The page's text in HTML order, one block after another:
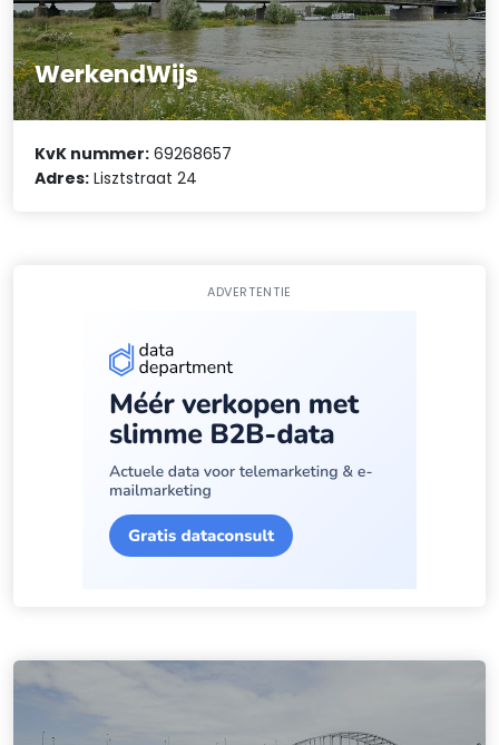
WerkendWijs
KvK nummer: 69268657
Adres: Lisztstraat 24
ADVERTENTIE